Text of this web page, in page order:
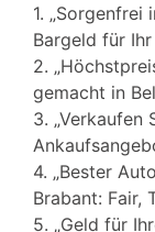
1. „Sorgenfrei
Bargeld für Ihr
2.
gemacht in
3. „Verkaufen
4. „Bester
Brabant: Fair,
5. „Geld für
PKW
allen